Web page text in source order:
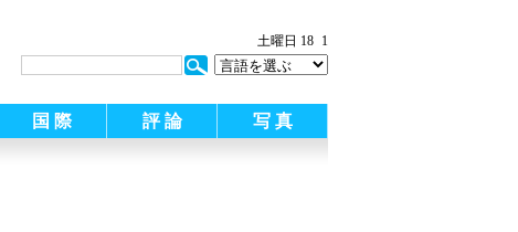
土曜日 18 1
国 際 評 論 写 真